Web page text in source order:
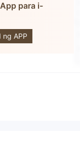
para i-
APP